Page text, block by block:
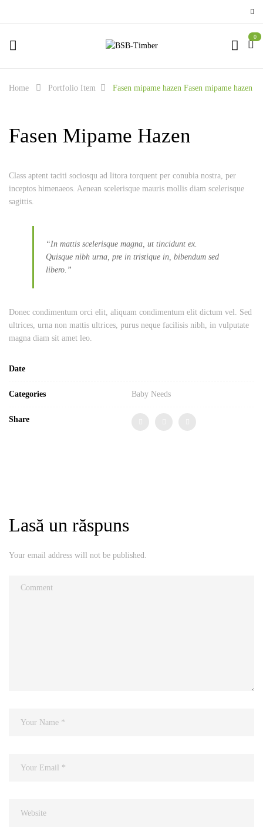
0
Home Portfolio Item Fasen mipame hazen Fasen mipame hazen
Fasen Mipame Hazen
Class aptent taciti sociosqu ad litora torquent per conubia nostra, per
inceptos himenaeos. Aenean scelerisque mauris mollis diam scelerisque
sagittis.
“In mattis scelerisque magna, ut tincidunt ex.
Quisque nibh urna, pre in tristique in, bibendum sed
libero.”
Donec condimentum orci elit, aliquam condimentum elit dictum vel. Sed
ultrices, urna non mattis ultrices, purus neque facilisis nibh, in vulputate
magna diam sit amet leo.
Date
Categories Baby Needs
Share
Lasă un răspuns
Your email address will not be published.